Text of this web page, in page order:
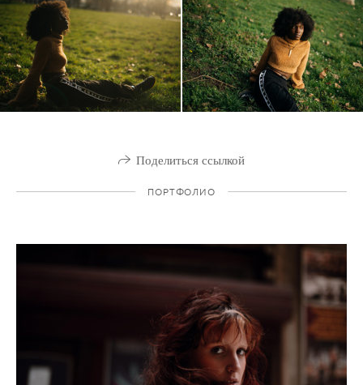
Поделиться ссылкой
ПОРТФОЛИО